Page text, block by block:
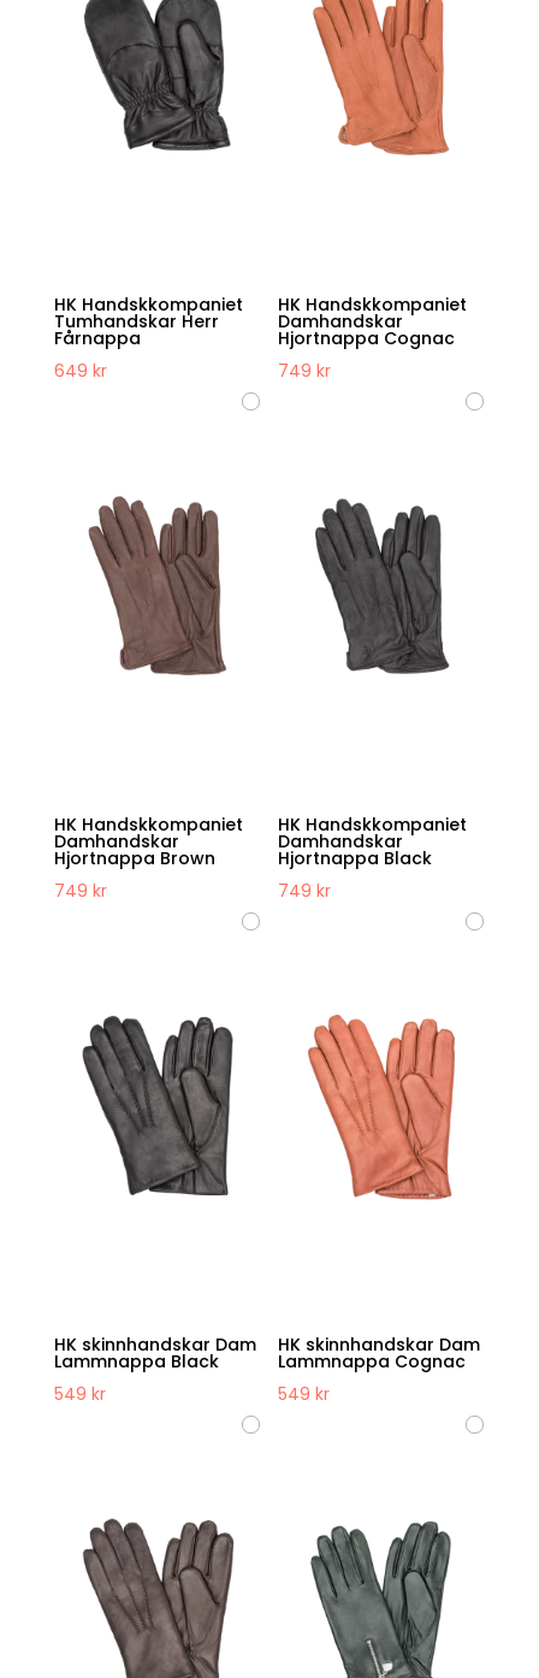
HK Handskkompaniet
Tumhandskar Herr
Fårnappa
649 kr
HK Handskkompaniet
Damhandskar
Hjortnappa Cognac
749kr
HK Handskkompaniet
Damhandskar
Hjortnappa Brown
749 kr
HK Handskkompaniet
Damhandskar
Hjortnappa Black
749kr
HK skinnhandskar Dam
Lammnappa Black
549 kr
HK skinnhandskar Dam
Lammnappa Cognac
549kr